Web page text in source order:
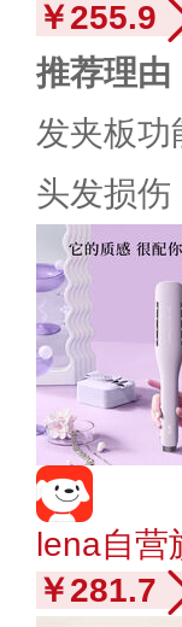
￥255.9
推荐理由
发夹板功
头发损伤
lena自营
￥281.7